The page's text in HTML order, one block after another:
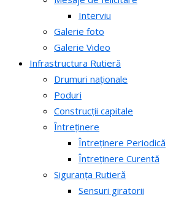
Interviu
Galerie foto
Galerie Video
Infrastructura Rutieră
Drumuri naționale
Poduri
Construcții capitale
Întreținere
Întreținere Periodică
Întreținere Curentă
Siguranța Rutieră
Sensuri giratorii